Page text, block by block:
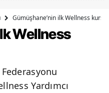
Bingöl
Bolu
Gümüşhane’nin ilk Wellness kursu
Wellness
Yardımcı